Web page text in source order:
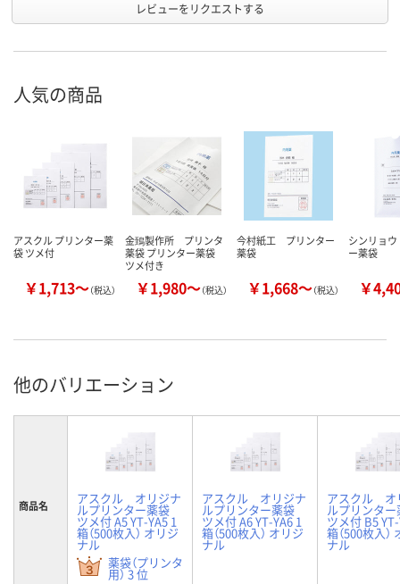
レビューをリクエストする
人気の商品
アスクル プリンター薬
袋 ツメ付
￥1,713～（税込）
金鵄製作所 プリンタ
薬袋 プリンター薬袋
ツメ付き
￥1,980～（税込）
今村紙工 プリンター
薬袋
￥1,668～（税込）
シンリョ
ー薬袋
￥
他のバリエーション
商品名 アスクル オリジナ
ルプリンター薬袋
ツメ付 A5 YT-YA5 1
箱（500枚入） オリジ
ナル
薬袋（プリンタ
用） 3 位
アスクル オリジナ
ルプリンター薬袋
ツメ付 A6 YT-YA6 1
箱（500枚入） オリジ
ナル
アスクル オ
ルプリンター
ツメ付 B5
箱（500枚入）
ナル